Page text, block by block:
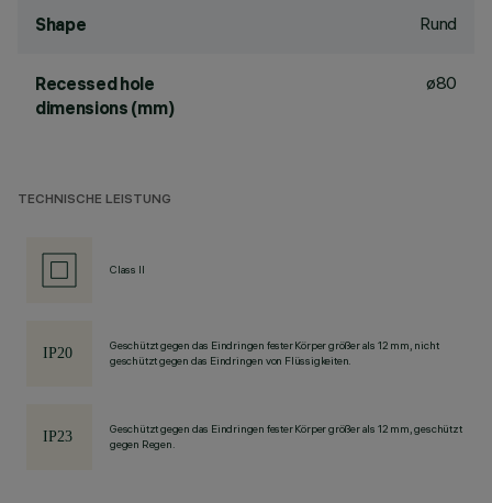
Shape Rund
Recessed hole
dimensions (mm)
ø80
TECHNISCHE LEISTUNG
Class II
Geschützt gegen das Eindringen fester Körper größer als 12 mm, nicht
geschützt gegen das Eindringen von Flüssigkeiten.
Geschützt gegen das Eindringen fester Körper größer als 12 mm, geschützt
gegen Regen.